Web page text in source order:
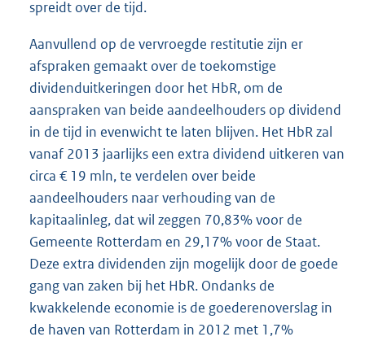
spreidt over de tijd.
Aanvullend op de vervroegde restitutie zijn er
afspraken gemaakt over de toekomstige
dividenduitkeringen door het HbR, om de
aanspraken van beide aandeelhouders op dividend
in de tijd in evenwicht te laten blijven. Het HbR zal
vanaf 2013 jaarlijks een extra dividend uitkeren van
circa € 19 mln, te verdelen over beide
aandeelhouders naar verhouding van de
kapitaalinleg, dat wil zeggen 70,83% voor de
Gemeente Rotterdam en 29,17% voor de Staat.
Deze extra dividenden zijn mogelijk door de goede
gang van zaken bij het HbR. Ondanks de
kwakkelende economie is de goederenoverslag in
de haven van Rotterdam in 2012 met 1,7%